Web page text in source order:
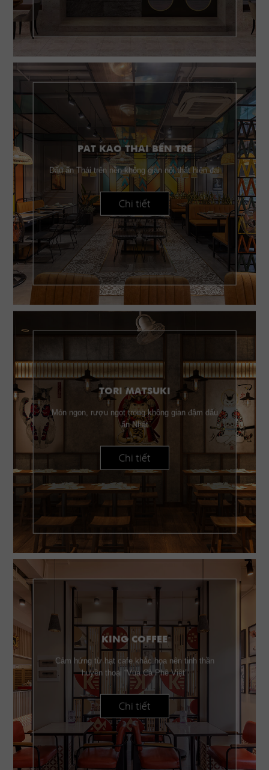
PAT KAO THAI BẾN TRE
Dấu ấn Thái trên nền không gian nội thất hiện đại
Chi tiết
TORI MATSUKI
Món ngon, rượu ngọt trong không gian đậm dấu
ấn Nhật
Chi tiết
KING COFFEE
Cảm hứng từ hạt cafe khắc họa nên tinh thần
huyền thoại “Vua Cà Phê Việt”
Chi tiết